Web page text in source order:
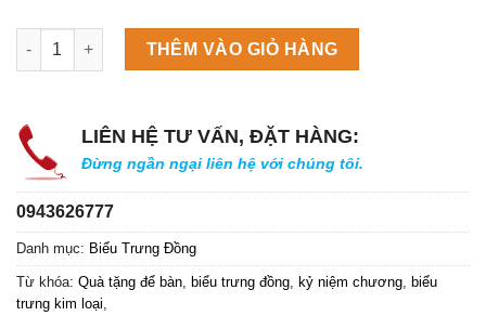
Máy làm đá viên Scotsman NW458AS số lượng
THÊM VÀO GIỎ HÀNG
LIÊN HỆ TƯ VẤN, ĐẶT HÀNG:
Đừng ngần ngại liên hệ với chúng tôi.
0943626777
Danh mục: Biểu Trưng Đồng
Từ khóa: Quà tặng để bàn, biểu trưng đồng, kỷ niệm chương, biểu
trưng kim loại,